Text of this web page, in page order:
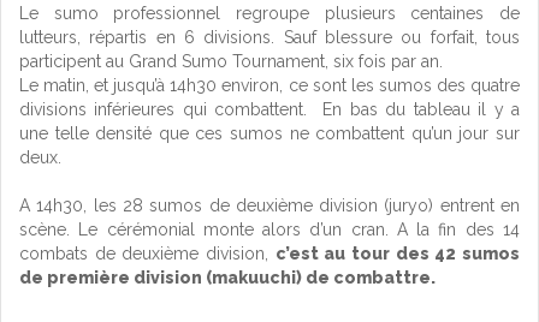
Le sumo professionnel regroupe plusieurs centaines de
lutteurs, répartis en 6 divisions. Sauf blessure ou forfait, tous
participent au Grand Sumo Tournament, six fois par an.
Le matin, et jusqu’à 14h30 environ, ce sont les sumos des quatre
divisions inférieures qui combattent. En bas du tableau il y a
une telle densité que ces sumos ne combattent qu’un jour sur
deux.
A 14h30, les 28 sumos de deuxième division (juryo) entrent en
scène. Le cérémonial monte alors d’un cran. A la fin des 14
combats de deuxième division, c’est au tour des 42 sumos
de première division (makuuchi) de combattre.